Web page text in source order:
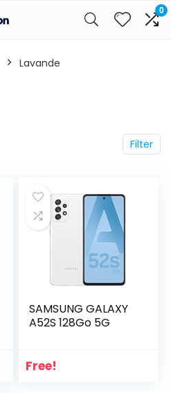
0
Lavande
Filter
SAMSUNG GALAXY
A52S 128Go 5G
Free!